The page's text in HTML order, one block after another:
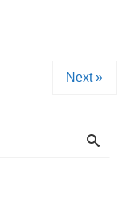
Next »